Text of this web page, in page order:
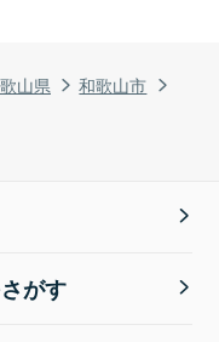
山県
和歌山市
がす